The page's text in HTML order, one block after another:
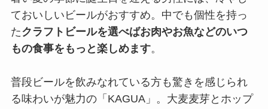
ておいしいビールがおすすめ。中でも個性を持っ
たクラフトビールを選べばお肉やお魚などのいつ
もの食事をもっと楽しめます。
普段ビールを飲みなれている方も驚きを感じられ
る味わいが魅力の「KAGUA」。大麦麦芽とホップ